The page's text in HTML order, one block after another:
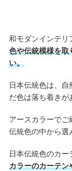
和モダンインテリ
色や伝統模様を取
い。
日本伝統色は、
だ色は落ち着きが
アースカラーでご
伝統色の中から選
日本伝統色のカー
カラーのカーテン